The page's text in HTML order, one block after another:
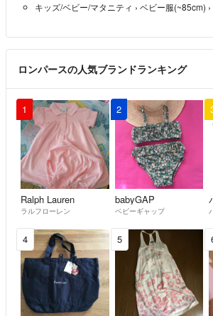
キッズ/ベビー/マタニティ › ベビー服(~85cm) ›
ロンパースの人気ブランドランキング
1
Ralph Lauren
ラルフローレン
2
babyGAP
ベビーギャップ
4 5